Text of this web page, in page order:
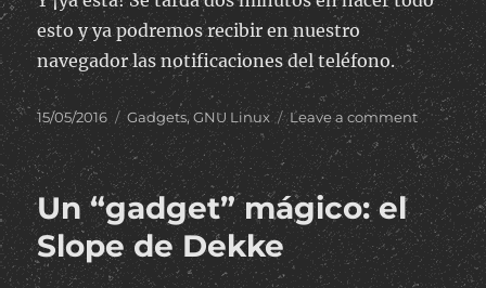
esto y ya podremos recibir en nuestro
navegador las notificaciones del teléfono.
Posted
on
15/05/2016 Categories
Gadgets,GNU Linux Leave a commenton
Recibir
de
Android
en
Un “gadget” mágico: el
Slope de Dekke